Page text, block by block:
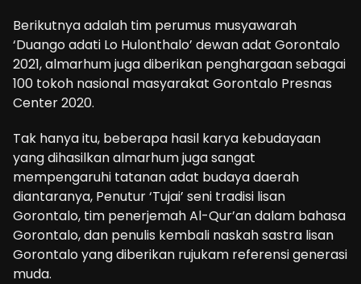
Berikutnya adalah tim perumus musyawarah
‘Duango adati Lo Hulonthalo’ dewan adat Gorontalo
2021, almarhum juga diberikan penghargaan sebagai
100 tokoh nasional masyarakat Gorontalo Presnas
Center 2020.
Tak hanya itu, beberapa hasil karya kebudayaan
yang dihasilkan almarhum juga sangat
mempengaruhi tatanan adat budaya daerah
diantaranya, Penutur ‘Tujai’ seni tradisi lisan
Gorontalo, tim penerjemah Al-Qur’an dalam bahasa
Gorontalo, dan penulis kembali naskah sastra lisan
Gorontalo yang diberikan rujukam referensi generasi
muda.